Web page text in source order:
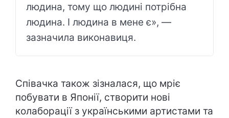
людина, тому що людині потрібна
людина. І людина в мене є», —
зазначила виконавиця.
Співачка також зізналася, що мріє
побувати в Японії, створити нові
колаборації з українськими артистами та